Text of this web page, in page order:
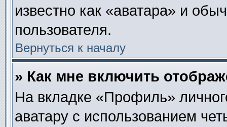
известно как «аватара» и
пользователя.
Вернуться к началу
» Как мне включить
На вкладке «Профиль»
аватару с использованием